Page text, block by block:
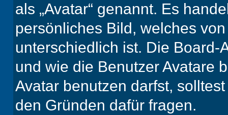
als „Avatar“ genannt. Es
persönliches Bild, welches
unterschiedlich ist. Die
und wie die Benutzer Avatare
Avatar benutzen darfst,
den Gründen dafür fragen.